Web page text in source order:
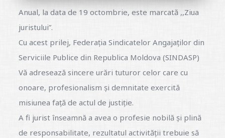
Anual, la data de 19 octombrie, este marcată ,,Ziua
juristului”.
Cu acest prilej, Federația Sindicatelor Angajaților din
Serviciile Publice din Republica Moldova (SINDASP)
Vă adresează sincere urări tuturor celor care cu
onoare, profesionalism și demnitate exercită
misiunea față de actul de justiție.
A fi jurist înseamnă a avea o profesie nobilă și plină
de responsabilitate, rezultatul activității trebuie să